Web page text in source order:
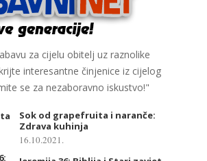
za cijelu obitelj uz raznolike
interesantne činjenice iz cijelog
se za nezaboravno iskustvo!"
Sok od grapefruita i naranče:
Zdrava kuhinja
16.10.2021.